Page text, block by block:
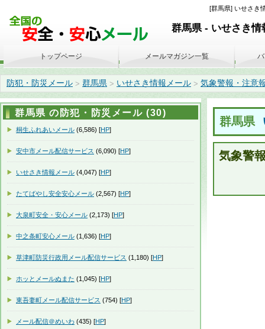
[群馬県] いせさき
群馬県 - いせさき情
防犯・防災メール > 群馬県 > いせさき情報メール > 気象警報・注意
群馬県
気象警
トップページ メールマガジン一覧
群馬県 の防犯・防災メール (30)
桐生ふれあいメール (6,586) [HP]
安中市メール配信サービス (6,090) [HP]
いせさき情報メール (4,047) [HP]
たてばやし安全安心メール (2,567) [HP]
大泉町安全・安心メール (2,173) [HP]
中之条町安心メール (1,636) [HP]
草津町防災行政用メール配信サービス (1,180) [HP]
ホッとメールぬまた (1,045) [HP]
東吾妻町メール配信サービス (754) [HP]
メール配信＠めいわ (435) [HP]